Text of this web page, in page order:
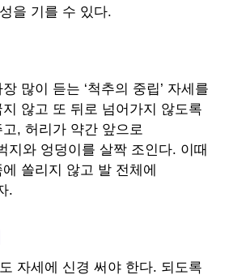
을 기를 수 있다.
많이 듣는 ‘척추의 중립’ 자세를
않고 또 뒤로 넘어가지 않도록
, 허리가 약간 앞으로
지와 엉덩이를 살짝 조인다. 이때
쏠리지 않고 발 전체에
.
자세에 신경 써야 한다. 되도록